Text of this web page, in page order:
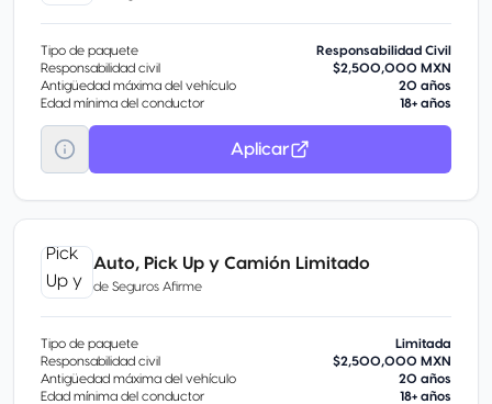
Tipo de paquete
Responsabilidad Civil
Responsabilidad civil
$2,500,000 MXN
Antigüedad máxima del vehículo
20 años
Edad mínima del conductor
18+ años
Aplicar
Auto, Pick Up y Camión Limitado
de Seguros Afirme
Tipo de paquete
Limitada
Responsabilidad civil
$2,500,000 MXN
Antigüedad máxima del vehículo
20 años
Edad mínima del conductor
18+ años